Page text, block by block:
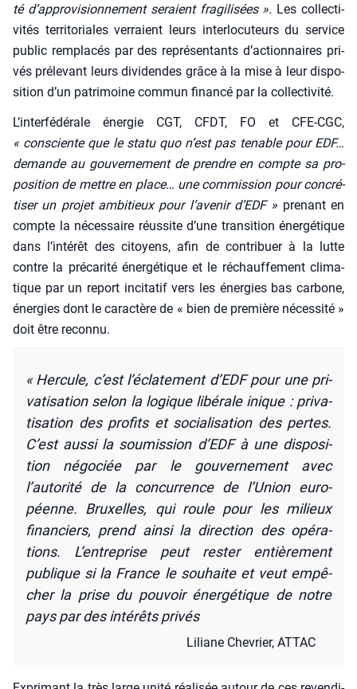
té d’approvisionnement seraient fra­gi­li­sées ». Les col­lec­ti­
vi­tés ter­ri­to­riales ver­raient leurs inter­lo­cu­teurs du ser­vice
public rem­pla­cés par des repré­sen­tants d’actionnaires pri­
vés pré­le­vant leurs divi­dendes grâce à la mise à leur dis­po­
si­tion d’un patri­moine com­mun finan­cé par la col­lec­ti­vi­té.
L’interfédérale éner­gie CGT, CFDT, FO et CFE-CGC,
« consciente que le sta­tu quo n’est pas tenable pour EDF…
demande au gou­ver­ne­ment de prendre en compte sa pro­
po­si­tion de mettre en place… une com­mis­sion pour concré­
ti­ser un pro­jet ambi­tieux pour l’avenir d’EDF » pre­nant en
compte la néces­saire réus­site d’une tran­si­tion éner­gé­tique
dans l’intérêt des citoyens, afin de contri­buer à la lutte
contre la pré­ca­ri­té éner­gé­tique et le réchauf­fe­ment cli­ma­
tique par un report inci­ta­tif vers les éner­gies bas car­bone,
éner­gies dont le carac­tère de « bien de pre­mière néces­si­té »
doit être recon­nu.
« Her­cule, c’est l’éclatement d’EDF pour une pri­
va­ti­sa­tion selon la logique libé­rale inique : pri­va­
ti­sa­tion des pro­fits et socia­li­sa­tion des pertes.
C’est aus­si la sou­mis­sion d’EDF à une dis­po­si­
tion négo­ciée par le gou­ver­ne­ment avec
l’autorité de la concur­rence de l’Union euro­
péenne. Bruxelles, qui roule pour les milieux
finan­ciers, prend ain­si la direc­tion des opé­ra­
tions. L’entreprise peut res­ter entiè­re­ment
publique si la France le sou­haite et veut empê­
cher la prise du pou­voir éner­gé­tique de notre
pays par des inté­rêts pri­vés
Liliane Che­vrier, ATTAC